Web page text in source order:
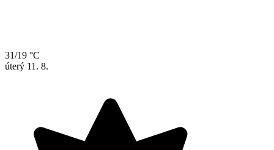
31/19 °C
úterý 11. 8.